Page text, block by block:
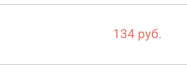
134 руб.